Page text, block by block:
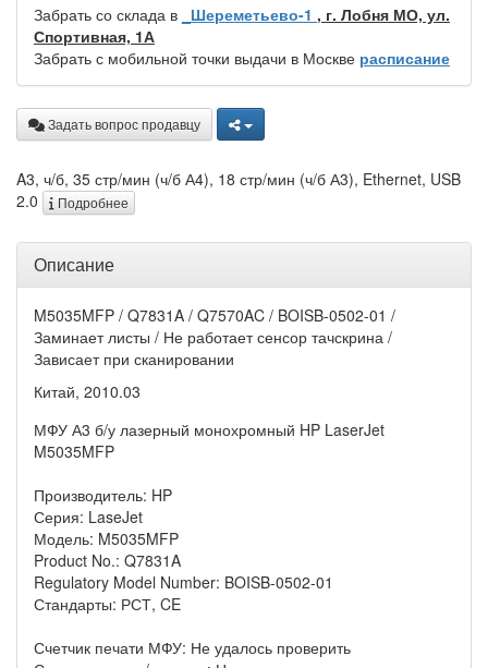
Забрать со склада в _Шереметьево-1 , г. Лобня МО, ул.
Спортивная, 1А
Забрать с мобильной точки выдачи в Москве расписание
Задать вопрос продавцу
A3, ч/б, 35 стр/мин (ч/б А4), 18 стр/мин (ч/б А3), Ethernet, USB
2.0
Подробнее
Описание
M5035MFP / Q7831A / Q7570AC / BOISB-0502-01 /
Заминает листы / Не работает сенсор тачскрина /
Зависает при сканировании
Китай, 2010.03
МФУ А3 б/у лазерный монохромный HP LaserJet
M5035MFP
Производитель: HP
Серия: LaseJet
Модель: M5035MFP
Product No.: Q7831A
Regulatory Model Number: BOISB-0502-01
Стандарты: РСТ, CE
Счетчик печати МФУ: Не удалось проверить